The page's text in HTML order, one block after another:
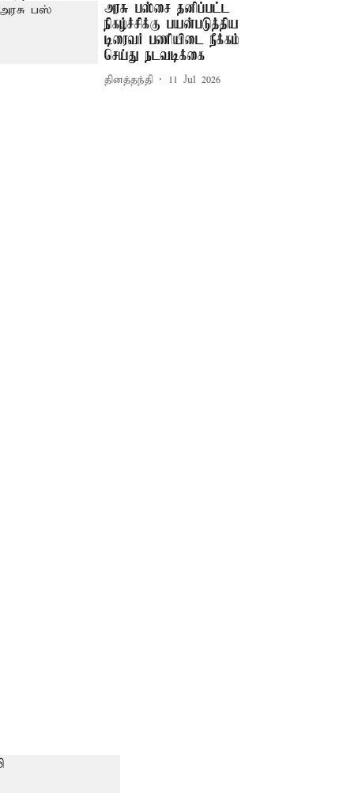
அரசு பஸ்சை தனிப்பட்ட
நிகழ்ச்சிக்கு பயன்படுத்திய
டிரைவர் பணியிடை நீக்கம்
செய்து நடவடிக்கை
தினத்தந்தி 11 Jul 2026